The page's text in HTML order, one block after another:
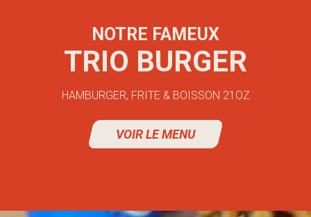
NOTRE FAMEUX
TRIO BURGER
HAMBURGER, FRITE & BOISSON 21OZ
VOIR LE MENU